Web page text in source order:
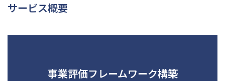
サービス概要
事業評価フレームワーク構築